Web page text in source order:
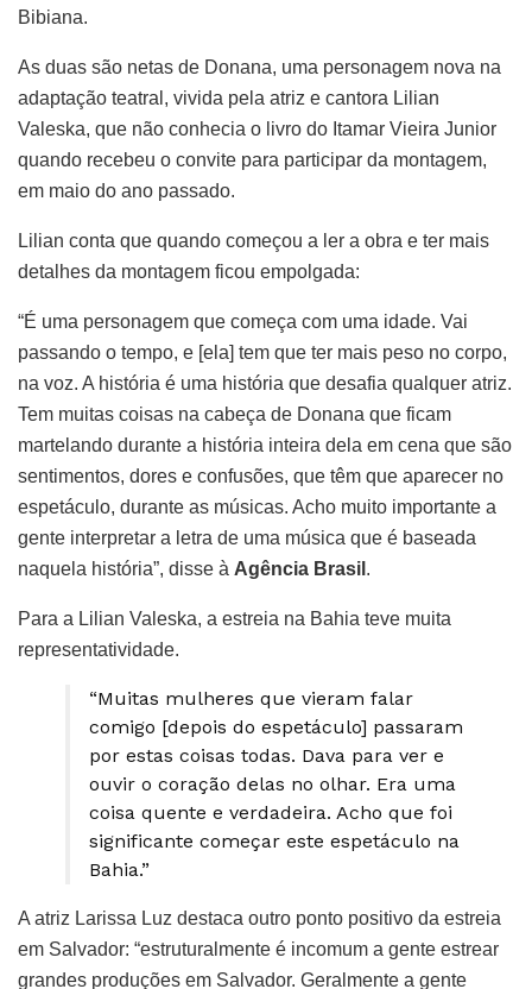
Bibiana.
As duas são netas de Donana, uma personagem nova na
adaptação teatral, vivida pela atriz e cantora Lilian
Valeska, que não conhecia o livro do Itamar Vieira Junior
quando recebeu o convite para participar da montagem,
em maio do ano passado.
Lilian conta que quando começou a ler a obra e ter mais
detalhes da montagem ficou empolgada:
“É uma personagem que começa com uma idade. Vai
passando o tempo, e [ela] tem que ter mais peso no corpo,
na voz. A história é uma história que desafia qualquer atriz.
Tem muitas coisas na cabeça de Donana que ficam
martelando durante a história inteira dela em cena que são
sentimentos, dores e confusões, que têm que aparecer no
espetáculo, durante as músicas. Acho muito importante a
gente interpretar a letra de uma música que é baseada
naquela história”, disse à Agência Brasil .
Para a Lilian Valeska, a estreia na Bahia teve muita
representatividade.
“Muitas mulheres que vieram falar
comigo [depois do espetáculo] passaram
por estas coisas todas. Dava para ver e
ouvir o coração delas no olhar. Era uma
coisa quente e verdadeira. Acho que foi
significante começar este espetáculo na
Bahia.”
A atriz Larissa Luz destaca outro ponto positivo da estreia
em Salvador: “estruturalmente é incomum a gente estrear
grandes produções em Salvador. Geralmente a gente